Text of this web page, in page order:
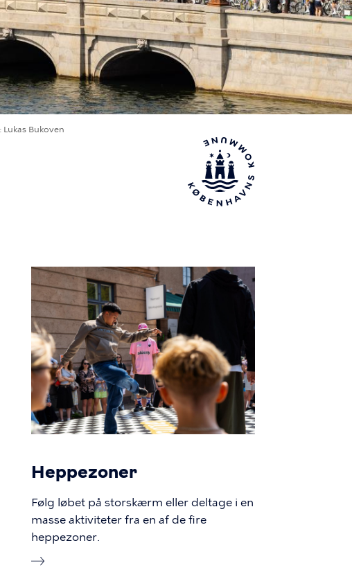
Lukas Bukoven
Heppezoner
Følg løbet på storskærm eller deltage i en
masse aktiviteter fra en af de fire
heppezoner.